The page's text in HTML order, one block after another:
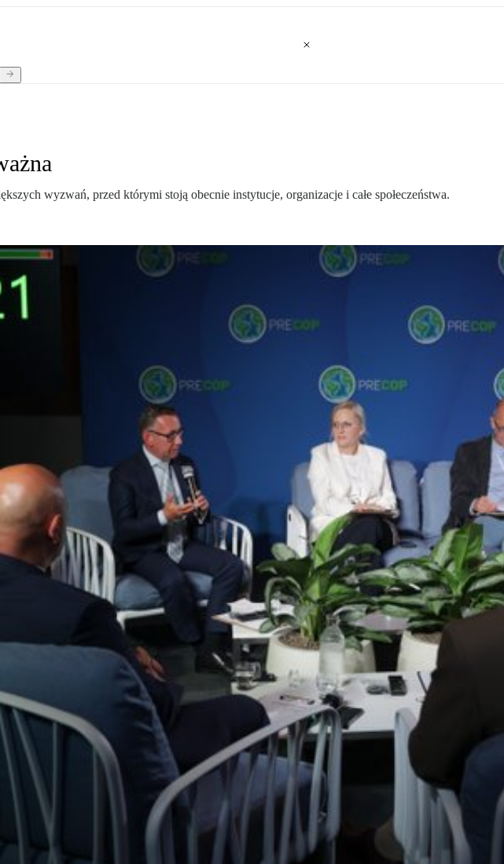
wyzwań, przed którymi stoją obecnie instytucje, organizacje i całe społeczeństwa.